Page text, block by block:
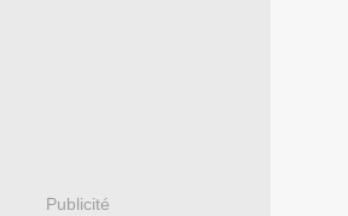
Publicité